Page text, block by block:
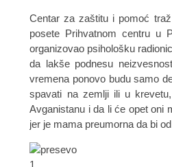
Centar za zaštitu i pomoć
posete Prihvatnom centru u
organizovao psihološku
da lakše podnesu
vremena ponovo budu samo
spavati na zemlji ili u
Avganistanu i da li će opet oni
jer je mama preumorna da bi